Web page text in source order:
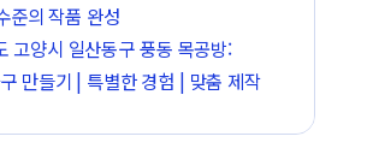
준의 작품 완성
고양시 일산동구 풍동 목공방:
만들기 | 특별한 경험 | 맞춤 제작